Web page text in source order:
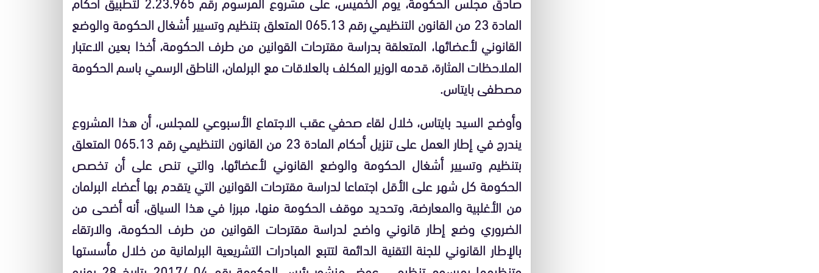
المادة 23 من القانون التنظيمي رقم 065.13 المتعلق بتنظيم وتسيير أشغال الحكومة والوضع
القانوني لأعضائها، المتعلقة بدراسة مقترحات القوانين من طرف الحكومة، أخذا بعين الاعتبار
الملاحظات المثارة، قدمه الوزير المكلف بالعلاقات مع البرلمان، الناطق الرسمي باسم الحكومة
مصطفى بايتاس.
وأوضح السيد بايتاس، خلال لقاء صحفي عقب الاجتماع الأسبوعي للمجلس، أن هذا المشروع
يندرج في إطار العمل على تنزيل أحكام المادة 23 من القانون التنظيمي رقم 065.13 المتعلق
بتنظيم وتسيير أشغال الحكومة والوضع القانوني لأعضائها، والتي تنص على أن تخصص
الحكومة كل شهر على الأقل اجتماعا لدراسة مقترحات القوانين التي يتقدم بها أعضاء البرلمان
من الأغلبية والمعارضة، وتحديد موقف الحكومة منها، مبرزا في هذا السياق، أنه أضحى من
الضروري وضع إطار قانوني واضح لدراسة مقترحات القوانين من طرف الحكومة، والارتقاء
بالإطار القانوني للجنة التقنية الدائمة لتتبع المبادرات التشريعية البرلمانية من خلال مأسستها